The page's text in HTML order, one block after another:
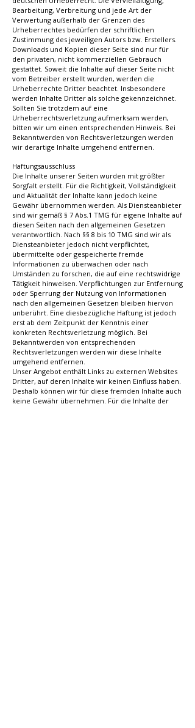
Bearbeitung, Verbreitung und jede Art der
Verwertung außerhalb der Grenzen des
Urheberrechtes bedürfen der schriftlichen
Zustimmung des jeweiligen Autors bzw. Erstellers.
Downloads und Kopien dieser Seite sind nur für
den privaten, nicht kommerziellen Gebrauch
gestattet. Soweit die Inhalte auf dieser Seite nicht
vom Betreiber erstellt wurden, werden die
Urheberrechte Dritter beachtet. Insbesondere
werden Inhalte Dritter als solche gekennzeichnet.
Sollten Sie trotzdem auf eine
Urheberrechtsverletzung aufmerksam werden,
bitten wir um einen entsprechenden Hinweis. Bei
Bekanntwerden von Rechtsverletzungen werden
wir derartige Inhalte umgehend entfernen.
Haftungsausschluss
Die Inhalte unserer Seiten wurden mit größter
Sorgfalt erstellt. Für die Richtigkeit, Vollständigkeit
und Aktualität der Inhalte kann jedoch keine
Gewähr übernommen werden. Als Diensteanbieter
sind wir gemäß § 7 Abs.1 TMG für eigene Inhalte auf
diesen Seiten nach den allgemeinen Gesetzen
verantwortlich. Nach §§ 8 bis 10 TMG sind wir als
Diensteanbieter jedoch nicht verpflichtet,
übermittelte oder gespeicherte fremde
Informationen zu überwachen oder nach
Umständen zu forschen, die auf eine rechtswidrige
Tätigkeit hinweisen. Verpflichtungen zur Entfernung
oder Sperrung der Nutzung von Informationen
nach den allgemeinen Gesetzen bleiben hiervon
unberührt. Eine diesbezügliche Haftung ist jedoch
erst ab dem Zeitpunkt der Kenntnis einer
konkreten Rechtsverletzung möglich. Bei
Bekanntwerden von entsprechenden
Rechtsverletzungen werden wir diese Inhalte
umgehend entfernen.
Unser Angebot enthält Links zu externen Websites
Dritter, auf deren Inhalte wir keinen Einfluss haben.
Deshalb können wir für diese fremden Inhalte auch
keine Gewähr übernehmen. Für die Inhalte der